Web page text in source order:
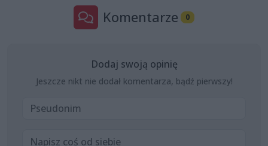
Komentarze 0
Dodaj swoją opinię
Jeszcze nikt nie dodał komentarza, bądź pierwszy!